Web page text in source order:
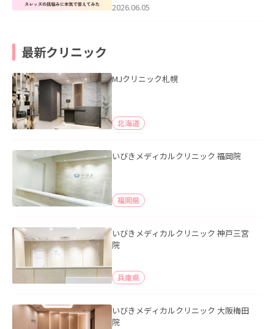
2026.06.05
最新クリニック
MJクリニック札幌
北海道
いびきメディカルクリニック 福岡院
福岡県
いびきメディカルクリニック 神戸三宮
院
兵庫県
いびきメディカルクリニック 大阪梅田
院